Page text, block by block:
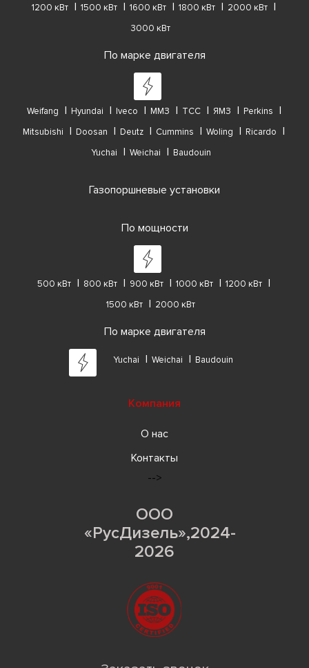
1200 кВт
1500 кВт 1600 кВт 1800 кВт
2000 кВт
3000 кВт
По марке двигателя
Weifang Hyundai Iveco ММЗ ТСС ЯМЗ
Perkins
Mitsubishi
Doosan Deutz Cummins Woling
Ricardo
Yuchai
Weichai Baudouin
Газопоршневые установки
По мощности
500 кВт 800 кВт 900 кВт 1000 кВт
1200 кВт
1500 кВт
2000 кВт
По марке двигателя
Yuchai Weichai Baudouin
Компания
О нас
Контакты
-->
ООО
«РусДизель»,2024-
2026